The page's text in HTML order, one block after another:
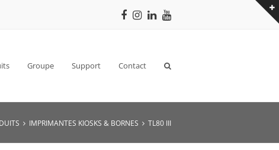
Facebook
Instagram
LinkedIn
Youtube
Groupe Support Contact
IMPRIMANTES KIOSKS & BORNES TL80 III